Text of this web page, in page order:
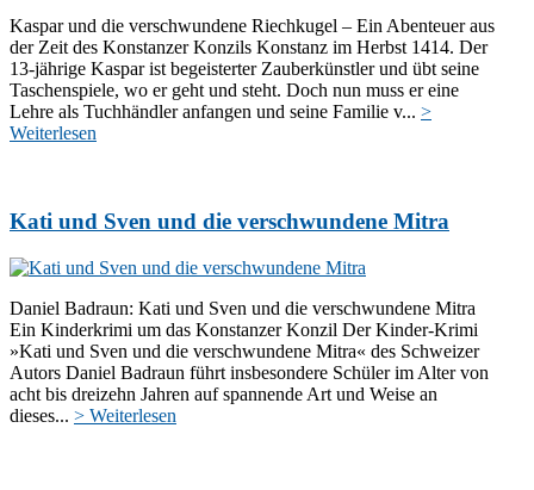
Kaspar und die verschwundene Riechkugel – Ein Abenteuer aus
der Zeit des Konstanzer Konzils Konstanz im Herbst 1414. Der
13-jährige Kaspar ist begeisterter Zauberkünstler und übt seine
Taschenspiele, wo er geht und steht. Doch nun muss er eine
Lehre als Tuchhändler anfangen und seine Familie v... >
Weiterlesen
Kati und Sven und die verschwundene Mitra
Daniel Badraun: Kati und Sven und die verschwundene Mitra
Ein Kinderkrimi um das Konstanzer Konzil Der Kinder-Krimi
»Kati und Sven und die verschwundene Mitra« des Schweizer
Autors Daniel Badraun führt insbesondere Schüler im Alter von
acht bis dreizehn Jahren auf spannende Art und Weise an
dieses... > Weiterlesen